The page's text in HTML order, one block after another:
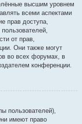
высшим уровнем
всеми аспектами
прав доступа,
от прав,
Они также могут
во всех форумах, в
конференции.
пользователей),
имеют право